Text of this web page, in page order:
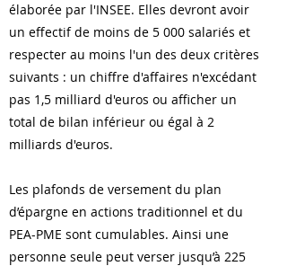
élaborée par l'INSEE. Elles devront avoir
un effectif de moins de 5 000 salariés et
respecter au moins l'un des deux critères
suivants : un chiffre d'affaires n'excédant
pas 1,5 milliard d'euros ou afficher un
total de bilan inférieur ou égal à 2
milliards d'euros.
Les plafonds de versement du plan
d’épargne en actions traditionnel et du
PEA-PME sont cumulables. Ainsi une
personne seule peut verser jusqu’à 225